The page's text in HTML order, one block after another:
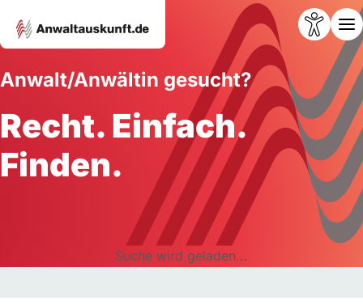
Anwalt/Anwältin gesucht?
Recht. Einfach.
Finden.
Suche wird geladen...